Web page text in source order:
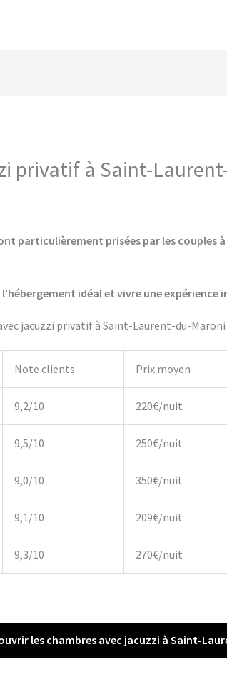
privatif à Saint-
particulièrement prisées par les
idéal et vivre une expérience
jacuzzi privatif à Saint-Laurent-du-
Note clients Prix moyen
9,2/10 220€/nuit
9,5/10 250€/nuit
9,0/10 350€/nuit
9,1/10 209€/nuit
9,3/10 270€/nuit
les chambres avec jacuzzi à Saint-